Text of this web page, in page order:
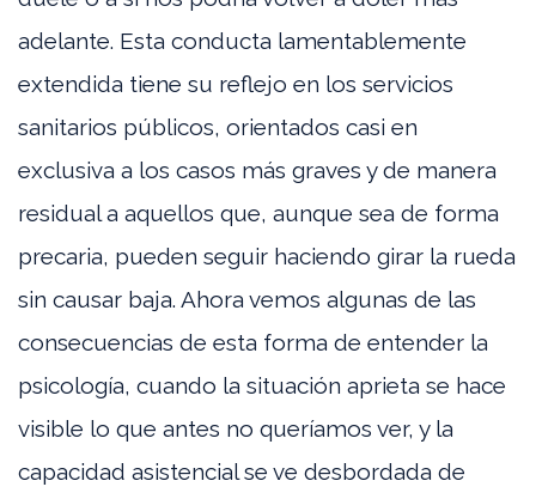
adelante. Esta conducta lamentablemente
extendida tiene su reflejo en los servicios
sanitarios públicos, orientados casi en
exclusiva a los casos más graves y de manera
residual a aquellos que, aunque sea de forma
precaria, pueden seguir haciendo girar la rueda
sin causar baja. Ahora vemos algunas de las
consecuencias de esta forma de entender la
psicología, cuando la situación aprieta se hace
visible lo que antes no queríamos ver, y la
capacidad asistencial se ve desbordada de